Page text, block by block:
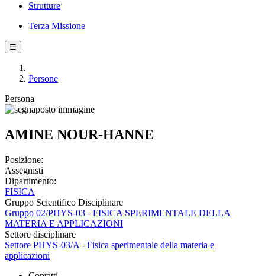
Strutture
Terza Missione
☰
Persone
Persona
AMINE NOUR-HANNE
Posizione:
Assegnisti
Dipartimento:
FISICA
Gruppo Scientifico Disciplinare
Gruppo 02/PHYS-03 - FISICA SPERIMENTALE DELLA
MATERIA E APPLICAZIONI
Settore disciplinare
Settore PHYS-03/A - Fisica sperimentale della materia e
applicazioni